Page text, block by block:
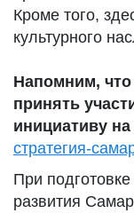
Кроме того,
культурного
Напомним,
принять
инициативу на
стратегия-
При подготовке
развития